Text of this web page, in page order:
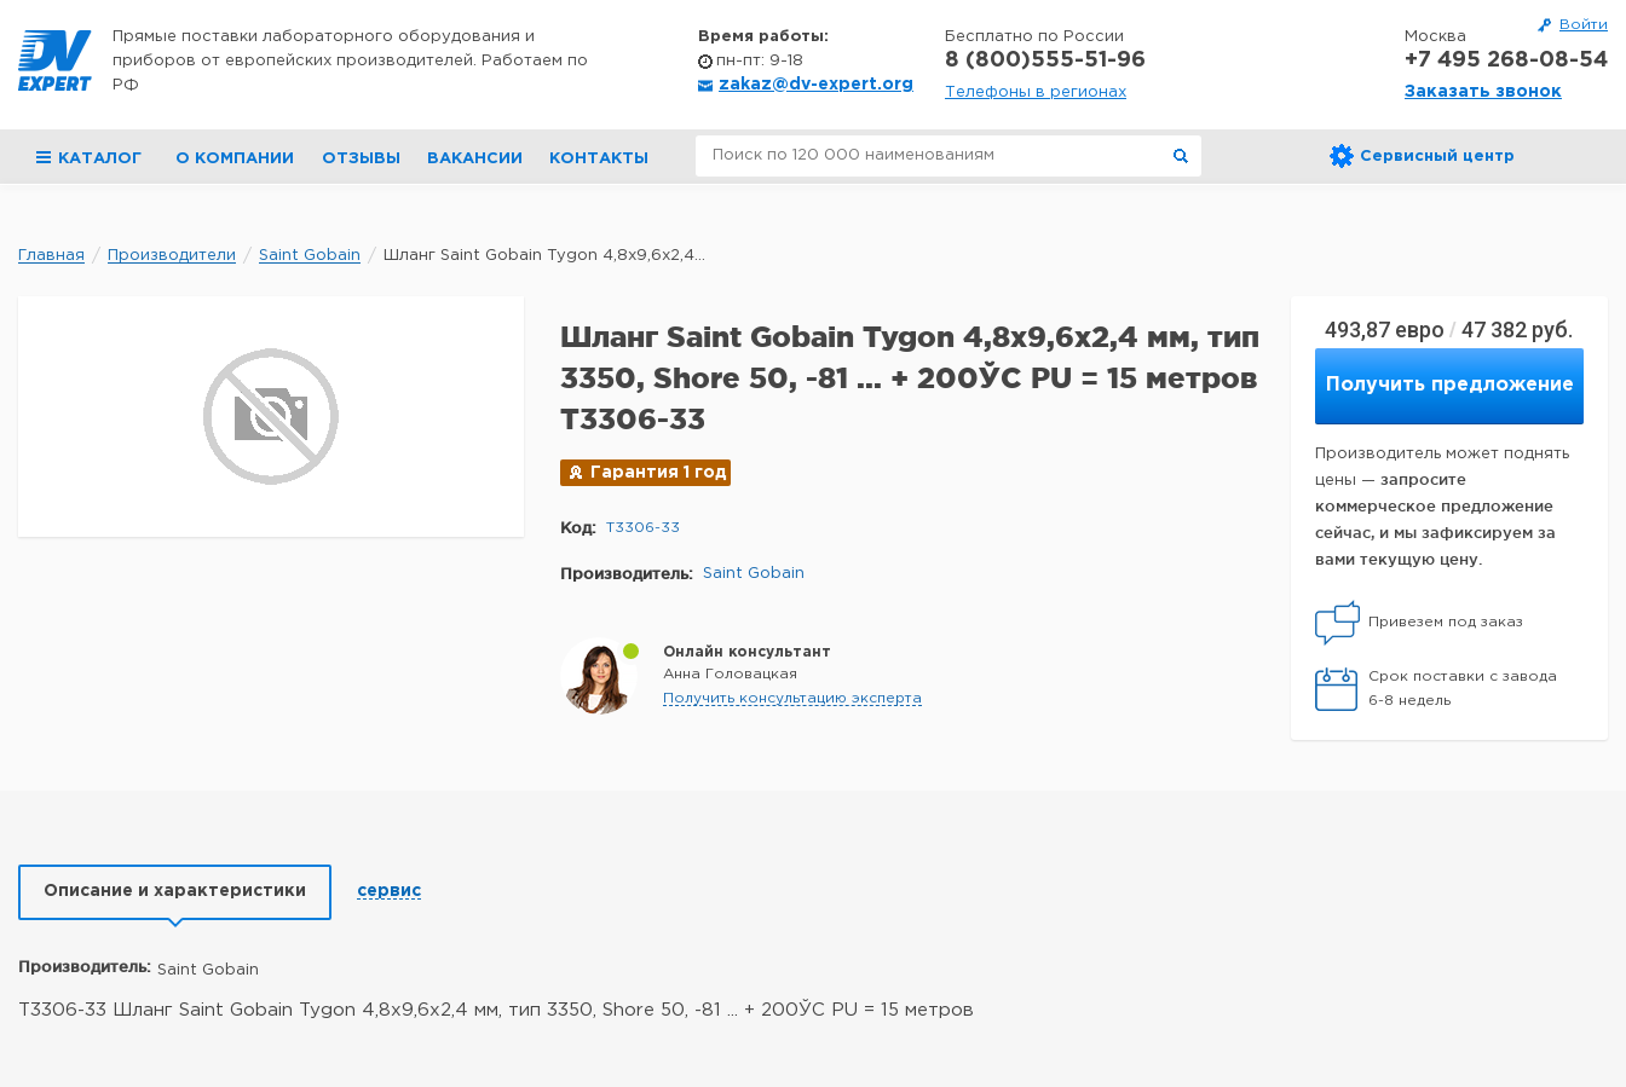
Войти
Прямые поставки лабораторного оборудования и
приборов от европейских производителей. Работаем по
РФ
Время работы:
пн-пт: 9-18
zakaz@dv-expert.org
Бесплатно по России
8 (800)555-51-96
Телефоны в регионах
Москва
+7 495 268-08-54
Заказать звонок
КАТАЛОГ О КОМПАНИИ ОТЗЫВЫ ВАКАНСИИ КОНТАКТЫ Сервисный центр
Главная Производители Saint Gobain Шланг Saint Gobain Tygon 4,8x9,6x2,4...
493,87 евро / 47 382 руб.
Получить предложение
Производитель может поднять
цены — запросите
коммерческое предложение
сейчас, и мы зафиксируем за
вами текущую цену.
Привезем под заказ
Срок поставки с завода
6-8 недель
Шланг Saint Gobain Tygon 4,8x9,6x2,4 мм, тип
3350, Shore 50, -81 ... + 200ЎC PU = 15 метров
T3306-33
Гарантия 1 год
Код: T3306-33
Производитель: Saint Gobain
Онлайн консультант
Анна Головацкая
Получить консультацию эксперта
Описание и характеристики сервис
Производитель: Saint Gobain
T3306-33 Шланг Saint Gobain Tygon 4,8x9,6x2,4 мм, тип 3350, Shore 50, -81 ... + 200ЎC PU = 15 метров